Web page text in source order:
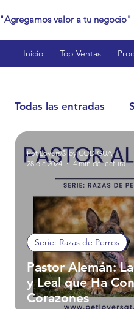
"Agregamos valor a tu negocio"
Inicio Top Ventas
Todas las entradas
Cat Lovers™
Reptile Lovers™
Estilo de Vida y
Guías y Consejos
Pastor Alemán: La
y Leal que Ha
Corazones
Serie: Razas de Perros
Pet Lovers® by CODIGUA
28 dic 2024
4 min de lectura